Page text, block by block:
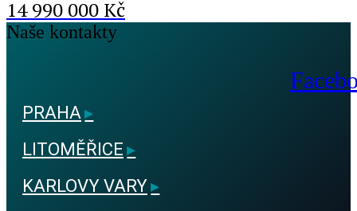
14 990 000 Kč
Naše kontakty
PRAHA
LITOMĚŘICE
KARLOVY VARY